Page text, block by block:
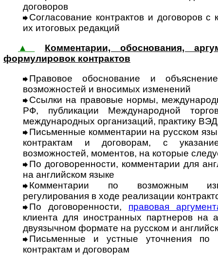
договоров
Согласование контрактов и договоров с
их итоговых редакций
▲
Комментарии, обоснования,
формулировок контрактов
Правовое обоснование и
возможностей и вносимых изменений
Ссылки на правовые нормы,
РФ, публикации Международной
международных организаций, практику ВЭД
Письменные комментарии на рус­ском
конт­рактам и дого­ворам, с
возможностей, моментов, на которые
По договоренности, комментарии для
на английском языке
Комментарии по возможным
регулирования в ходе реализации
По договоренности, правовая
клиента для иностранных партнеров на
двуязычном формате на русском и
Письменные и устные уточнения по
контрактам и договорам